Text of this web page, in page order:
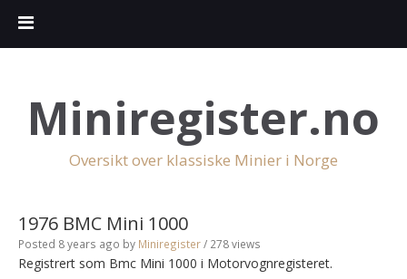
Miniregister.no
Oversikt over klassiske Minier i Norge
1976 BMC Mini 1000
Posted 8 years ago by Miniregister/ 278 views
Registrert som Bmc Mini 1000 i Motorvognregisteret.